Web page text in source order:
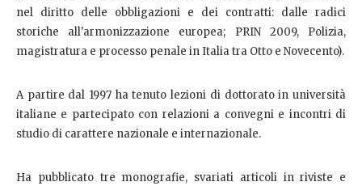
nel diritto delle obbligazioni e dei contratti: dalle radici
storiche all'armonizzazione europea; PRIN 2009, Polizia,
magistratura e processo penale in Italia tra Otto e Novecento).
A partire dal 1997 ha tenuto lezioni di dottorato in università
italiane e partecipato con relazioni a convegni e incontri di
studio di carattere nazionale e internazionale.
Ha pubblicato tre monografie, svariati articoli in riviste e